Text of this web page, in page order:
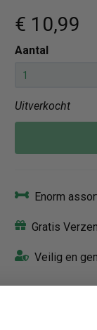
€ 10,99
Aantal
Uitverkocht
Enorm
Gratis
Veilig en